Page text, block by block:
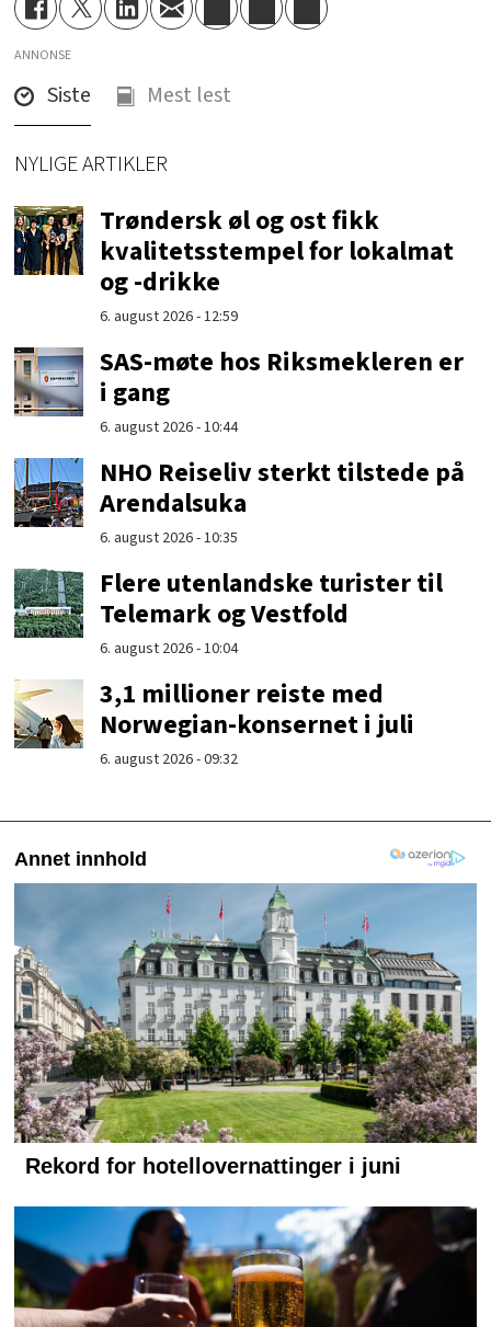
ANNONSE
Siste Mest lest
NYLIGE ARTIKLER
Trøndersk øl og ost fikk
kvalitetsstempel for lokalmat
og -drikke
6. august 2026 - 12:59
SAS-møte hos Riksmekleren er
i gang
6. august 2026 - 10:44
NHO Reiseliv sterkt tilstede på
Arendalsuka
6. august 2026 - 10:35
Flere utenlandske turister til
Telemark og Vestfold
6. august 2026 - 10:04
3,1 millioner reiste med
Norwegian-konsernet i juli
6. august 2026 - 09:32